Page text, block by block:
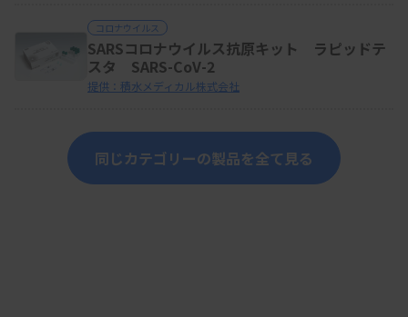
コロナウイルス
SARSコロナウイルス抗原キット ラピッドテ
スタ SARS-CoV-2
提供：積水メディカル株式会社
同じカテゴリーの製品を全て見る